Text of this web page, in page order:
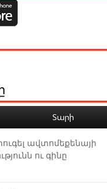
Տարի
ավտոմեքենայի
ու գինը